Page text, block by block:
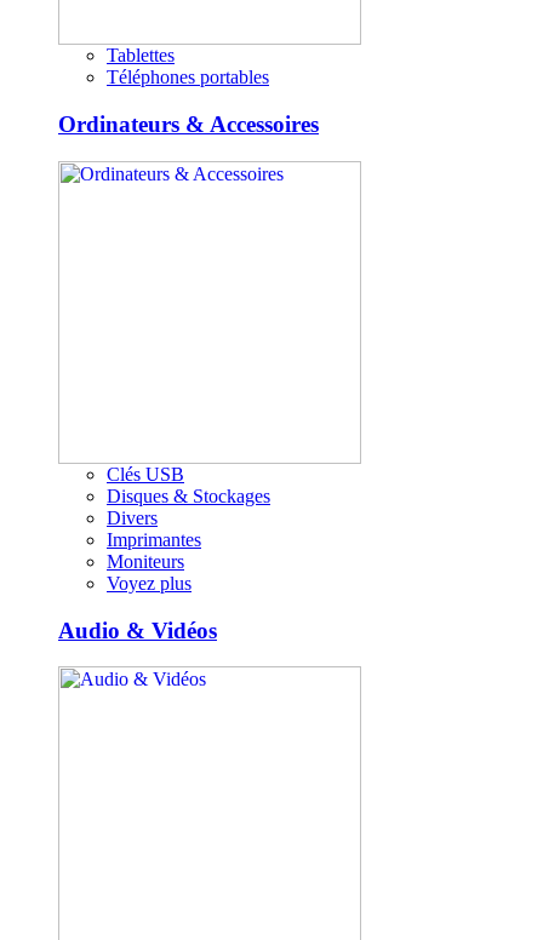
Tablettes
Téléphones portables
Ordinateurs & Accessoires
Clés USB
Disques & Stockages
Divers
Imprimantes
Moniteurs
Voyez plus
Audio & Vidéos